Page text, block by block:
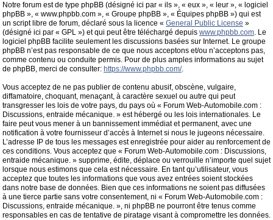
Notre forum est de type phpBB (désigné ici par « ils », « eux », « leur », « logiciel
phpBB », « www.phpbb.com », « Groupe phpBB », « Équipes phpBB ») qui est
un script libre de forum, déclaré sous la licence « General Public License »
(désigné ici par « GPL ») et qui peut être téléchargé depuis www.phpbb.com. Le
logiciel phpBB facilite seulement les discussions basées sur Internet. Le groupe
phpBB n’est pas responsable de ce que nous acceptons et/ou n’acceptons pas,
comme contenu ou conduite permis. Pour de plus amples informations au sujet
de phpBB, merci de consulter: https://www.phpbb.com/.
Vous acceptez de ne pas publier de contenu abusif, obscène, vulgaire,
diffamatoire, choquant, menaçant, à caractère sexuel ou autre qui peut
transgresser les lois de votre pays, du pays où « Forum Web-Automobile.com :
Discussions, entraide mécanique. » est hébergé ou les lois internationales. Le
faire peut vous mener à un bannissement immédiat et permanent, avec une
notification à votre fournisseur d’accès à Internet si nous le jugeons nécessaire.
L’adresse IP de tous les messages est enregistrée pour aider au renforcement de
ces conditions. Vous acceptez que « Forum Web-Automobile.com : Discussions,
entraide mécanique. » supprime, édite, déplace ou verrouille n’importe quel sujet
lorsque nous estimons que cela est nécessaire. En tant qu’utilisateur, vous
acceptez que toutes les informations que vous avez entrées soient stockées
dans notre base de données. Bien que ces informations ne soient pas diffusées
à une tierce partie sans votre consentement, ni « Forum Web-Automobile.com :
Discussions, entraide mécanique. », ni phpBB ne pourront être tenus comme
responsables en cas de tentative de piratage visant à compromettre les données.